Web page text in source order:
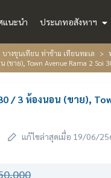
แนะนำ ประเภทอสังหาฯ
บางขุนเทียน ท่าข้าม เทียนทะเล
าย), Town Avenue Rama 2 Soi
/ 3 ห้องนอน (ขาย),
แก้ไขล่าสุดเมื่อ 19/06/